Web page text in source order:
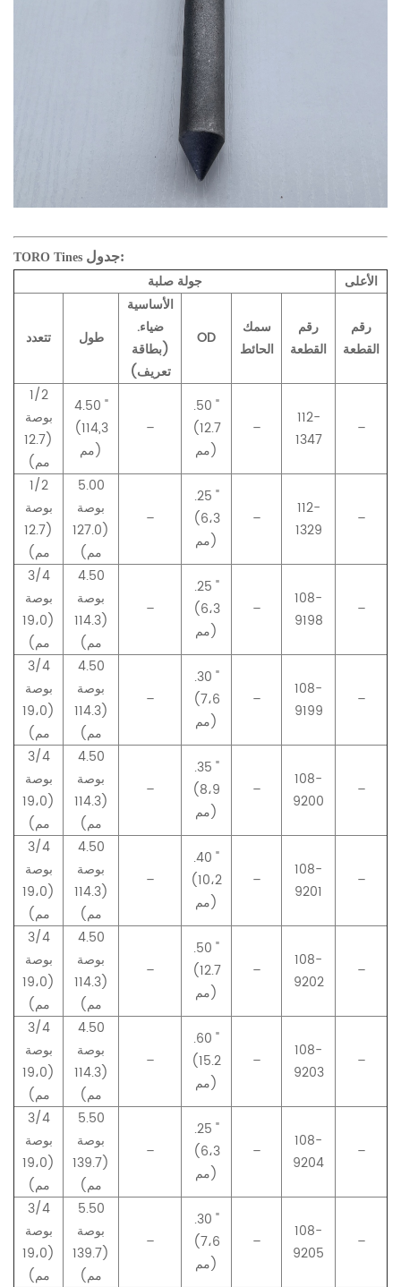
TORO Tines جدول:
جولة صلبة الأعلى
تتعدد طول
الأساسية
ضياء.
(بطاقة
تعريف)
OD
سمك
الحائط
رقم
القطعة
رقم
القطعة
1/2
بوصة
(12.7
مم)
4.50 "
(114,3
مم)
–
.50 "
(12.7
مم)
–
112-
1347
–
1/2
بوصة
(12.7
مم)
5.00
بوصة
(127.0
مم)
–
.25 "
(6،3
مم)
–
112-
1329
–
3/4
بوصة
(19،0
مم)
4.50
بوصة
(114.3
مم)
–
.25 "
(6،3
مم)
–
108-
9198
–
3/4
بوصة
(19،0
مم)
4.50
بوصة
(114.3
مم)
–
.30 "
(7،6
مم)
–
108-
9199
–
3/4
بوصة
(19،0
مم)
4.50
بوصة
(114.3
مم)
–
.35 "
(8،9
مم)
–
108-
9200
–
3/4
بوصة
(19،0
مم)
4.50
بوصة
(114.3
مم)
–
.40 "
(10،2
مم)
–
108-
9201
–
3/4
بوصة
(19،0
مم)
4.50
بوصة
(114.3
مم)
–
.50 "
(12.7
مم)
–
108-
9202
–
3/4
بوصة
(19،0
مم)
4.50
بوصة
(114.3
مم)
–
.60 "
(15.2
مم)
–
108-
9203
–
3/4
بوصة
(19،0
مم)
5.50
بوصة
(139.7
مم)
–
.25 "
(6،3
مم)
–
108-
9204
–
3/4
بوصة
(19،0
مم)
5.50
بوصة
(139.7
مم)
–
.30 "
(7،6
مم)
–
108-
9205
–